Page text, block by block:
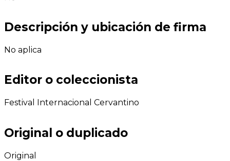
Descripción y ubicación de firma
No aplica
Editor o coleccionista
Festival Internacional Cervantino
Original o duplicado
Original